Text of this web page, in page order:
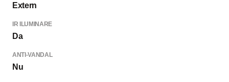
Extern
IR ILUMINARE
Da
ANTI-VANDAL
Nu